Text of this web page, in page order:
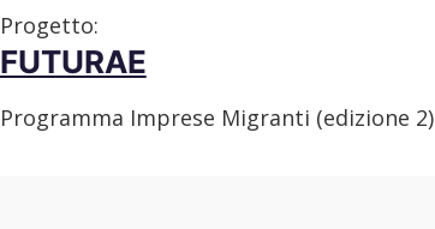
Progetto:
FUTURAE
Programma Imprese Migranti (edizione 2)